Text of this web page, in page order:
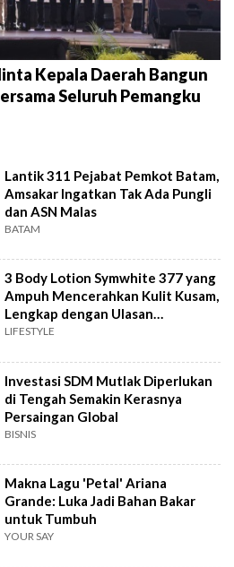
Kepala Daerah Bangun
Seluruh Pemangku
Lantik 311 Pejabat Pemkot Batam,
Amsakar Ingatkan Tak Ada Pungli
dan ASN Malas
BATAM
3 Body Lotion Symwhite 377 yang
Ampuh Mencerahkan Kulit Kusam,
Lengkap dengan Ulasan
Pengguna!
LIFESTYLE
Investasi SDM Mutlak Diperlukan
di Tengah Semakin Kerasnya
Persaingan Global
BISNIS
Makna Lagu 'Petal' Ariana
Grande: Luka Jadi Bahan Bakar
untuk Tumbuh
YOUR SAY